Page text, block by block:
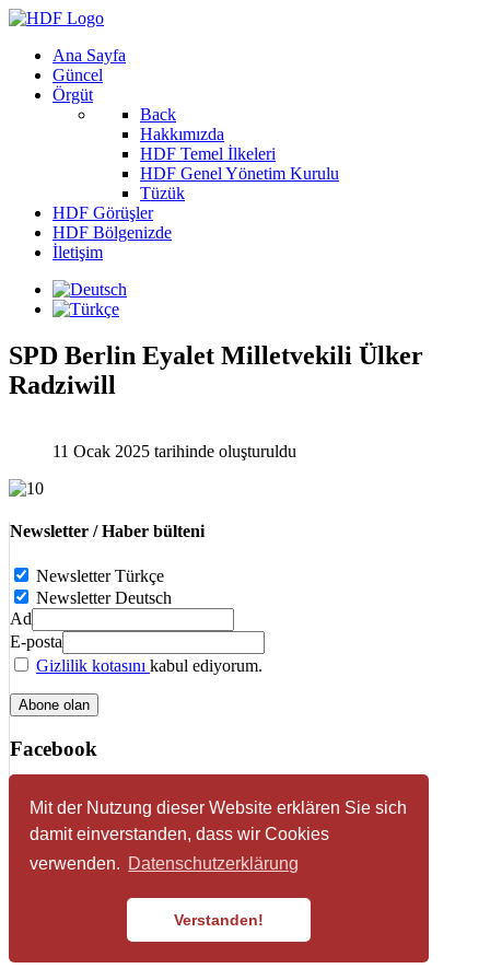
Mit der Nutzung dieser Website erklären Sie sich
damit einverstanden, dass wir Cookies
verwenden. Datenschutzerklärung
Verstanden!
Ana Sayfa
Güncel
Örgüt
Back
Hakkımızda
HDF Temel İlkeleri
HDF Genel Yönetim Kurulu
Tüzük
HDF Görüşler
HDF Bölgenizde
İletişim
SPD Berlin Eyalet Milletvekili Ülker
Radziwill
11 Ocak 2025 tarihinde oluşturuldu
Newsletter / Haber bülteni
Newsletter Türkçe
Newsletter Deutsch
Ad
E-posta
Gizlilik kotasını kabul ediyorum.
Facebook
Datenschutzerklärung
© 2026 HDF - Föderation der Volksvereine türkischer